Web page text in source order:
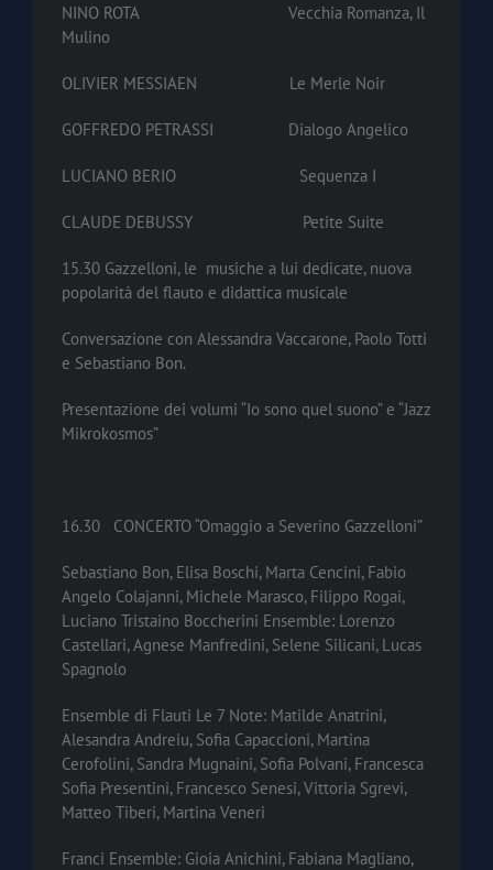
NINO ROTA Vecchia Romanza, Il
Mulino
OLIVIER MESSIAEN Le Merle Noir
GOFFREDO PETRASSI Dialogo Angelico
LUCIANO BERIO Sequenza I
CLAUDE DEBUSSY Petite Suite
15.30 Gazzelloni, le musiche a lui dedicate, nuova
popolarità del flauto e didattica musicale
Conversazione con Alessandra Vaccarone, Paolo Totti
e Sebastiano Bon.
Presentazione dei volumi “Io sono quel suono” e “Jazz
Mikrokosmos”
16.30 CONCERTO “Omaggio a Severino Gazzelloni”
Sebastiano Bon, Elisa Boschi, Marta Cencini, Fabio
Angelo Colajanni, Michele Marasco, Filippo Rogai,
Luciano Tristaino Boccherini Ensemble: Lorenzo
Castellari, Agnese Manfredini, Selene Silicani, Lucas
Spagnolo
Ensemble di Flauti Le 7 Note: Matilde Anatrini,
Alesandra Andreiu, Sofia Capaccioni, Martina
Cerofolini, Sandra Mugnaini, Sofia Polvani, Francesca
Sofia Presentini, Francesco Senesi, Vittoria Sgrevi,
Matteo Tiberi, Martina Veneri
Franci Ensemble: Gioia Anichini, Fabiana Magliano,